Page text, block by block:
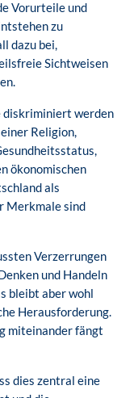
Vorurteile und
zu
dazu bei,
Sichtweisen
diskriminiert werden
Religion,
ökonomischen
als
Merkmale sind
Verzerrungen
und Handeln
bleibt aber wohl
Herausforderung.
miteinander fängt
dies zentral eine